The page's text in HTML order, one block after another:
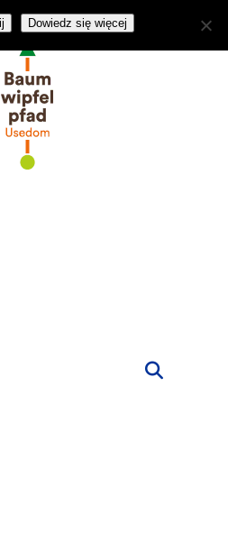
Dowiedz się więcej